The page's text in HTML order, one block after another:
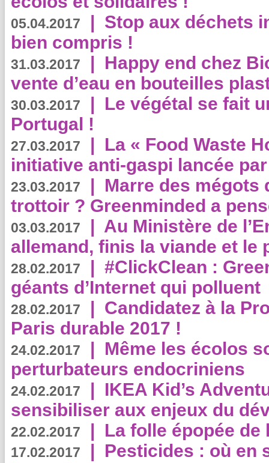
05.04.2017 | Stop aux déchets
bien compris !
31.03.2017 | Happy end chez
vente d’eau en bouteilles
30.03.2017 | Le végétal se fait
Portugal !
27.03.2017 | La « Food Waste
initiative anti-gaspi lancée
23.03.2017 | Marre des mégots
trottoir ? Greenminded a
03.03.2017 | Au Ministère de
allemand, finis la viande et le
28.02.2017 | #ClickClean :
géants d’Internet qui polluent
28.02.2017 | Candidatez à la
Paris durable 2017 !
24.02.2017 | Même les écolos
perturbateurs endocriniens
24.02.2017 | IKEA Kid’s
sensibiliser aux enjeux du
22.02.2017 | La folle épopée de
17.02.2017 | Pesticides : où en